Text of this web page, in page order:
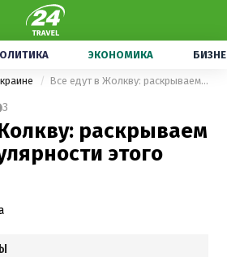
ЭКОНОМИКА
Все едут в Жолкву: раскрываем секрет популярности этого города
3
раскрываем
этого